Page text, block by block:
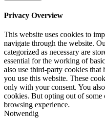
Privacy Overview
This website uses cookies to
navigate through the website.
categorized as necessary are
essential for the working of
also use third-party cookies that
you use this website. These
only with your consent. You
cookies. But opting out of
browsing experience.
Notwendig